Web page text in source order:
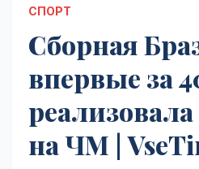
СПОРТ
Сборная
впервые за
на ЧМ |